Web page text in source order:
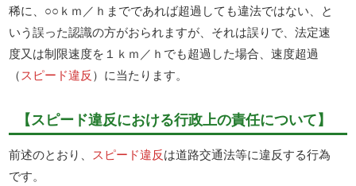
稀に、○○ｋｍ／ｈまでであれば超過しても違法ではない、と
いう誤った認識の方がおられますが、それは誤りで、法定速
度又は制限速度を１ｋｍ／ｈでも超過した場合、速度超過
（スピード違反）に当たります。
【スピード違反における行政上の責任について】
前述のとおり、 スピード違反は道路交通法等に違反する行為
です。